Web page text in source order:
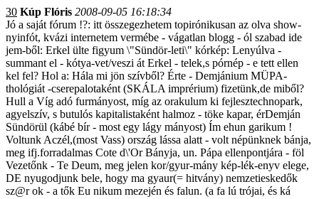
30 Kúp Flóris 2008-09-05 16:18:34
Jó a saját fórum !?: itt összegezhetem topirónikusan az olva show-
nyinfót, kvázi internetem vermébe - vágatlan blogg - ól szabad ide
jem-ből: Erkel ülte figyum \"Sündör-leti\" kórkép: Lenyúlva -
summant el - kótya-vet/veszi át Erkel - telek,s pórnép - e tett ellen
kel fel? Hol a: Hála mi jön szívből? Érte - Demjánium MÜPA-
thológiát -cserepalotaként (SKÁLA imprérium) fizetünk,de miből?
Hull a Víg adó furmányost, míg az orakulum ki fejlesztechnopark,
agyelszív, s butulós kapitalistaként halmoz - töke kapar, érDemján
Sündörül (kábé bír - most egy lágy mányost) Ím ehun garikum !
Voltunk Aczél,(most Vass) ország lássa alatt - volt népünknek bánja,
meg ifj.forradalmas Cote d\'Or Bányja, un. Pápa ellenpontjára - föl
Vezetőnk - Te Deum, meg jelen kor/gyur-mány kép-lék-enyv elege,
DE nyugodjunk bele, hogy ma gyaur(= hitvány) nemzetieskedők
sz@r ok - a tők Eu nikum mezején és falun. (a fa lú trójai, és ká